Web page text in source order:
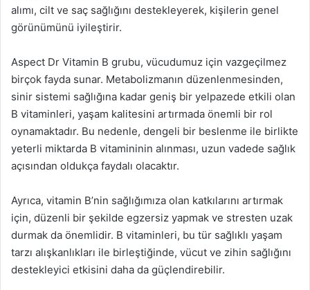
alımı, cilt ve saç sağlığını destekleyerek, kişilerin genel
görünümünü iyileştirir.
Aspect Dr Vitamin B grubu, vücudumuz için vazgeçilmez
birçok fayda sunar. Metabolizmanın düzenlenmesinden,
sinir sistemi sağlığına kadar geniş bir yelpazede etkili olan
B vitaminleri, yaşam kalitesini artırmada önemli bir rol
oynamaktadır. Bu nedenle, dengeli bir beslenme ile birlikte
yeterli miktarda B vitamininin alınması, uzun vadede sağlık
açısından oldukça faydalı olacaktır.
Ayrıca, vitamin B’nin sağlığımıza olan katkılarını artırmak
için, düzenli bir şekilde egzersiz yapmak ve stresten uzak
durmak da önemlidir. B vitaminleri, bu tür sağlıklı yaşam
tarzı alışkanlıkları ile birleştiğinde, vücut ve zihin sağlığını
destekleyici etkisini daha da güçlendirebilir.